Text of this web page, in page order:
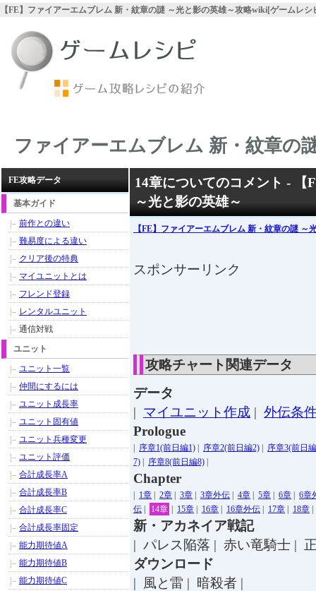
【FE】ファイアーエムブレム 新・紋章の謎 ～光と影の英雄～攻略wiki[ゲームレシ
ファイアーエムブレム 新・紋章の
14章についてのコメント - 【
～光と影の英雄～
【FE】ファイアーエムブレム 新・紋章の謎 ～
スポンサーリンク
攻略チャート関連データ
データ
| マイユニット作成 | 外伝条
Prologue
序章1(前日編1) 序章2(前日編2)
序章3(前日
7)
序章8(前日編8)
Chapter
1章 2章 3章 3章外伝 4章 5章 6章
6章
伝
14章 15章 16章 16章外伝 17章 18章
新・アカネイア戦記
| パレス陥落 | 赤い竜騎士 |
ダウンロード
| 風と雷 | 暗殺者 |
FE攻略データ
基本ガイド
前作との違い
難易度による違い
クリア後の特典
マイユニットとは
フレンド登録
レンタルユニット
通信対戦
ユニット
ユニット一覧
仲間にするには
ユニット成長率
ユニット固有値
ユニット兵種変更
ユニット評価
合計成長率A
合計成長率B
合計成長率C
合計成長率固定
能力期待値A
能力期待値B
能力期待値C